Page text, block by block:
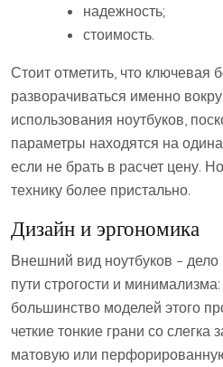
надежность;
стоимость.
Стоит отметить, что ключевая
разворачиваться именно
использования ноутбуков,
параметры находятся на
если не брать в расчет цену.
технику более пристально.
Дизайн и эргономика
Внешний вид ноутбуков – дело
пути строгости и
большинство моделей этого
четкие тонкие грани со
матовую или